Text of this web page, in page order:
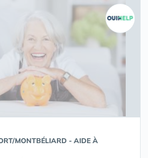
MONTBÉLIARD - AIDE À